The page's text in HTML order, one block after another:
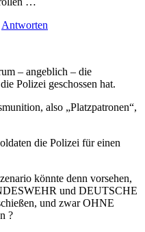
Antworten
– angeblich – die
Polizei geschossen hat.
also „Platzpatronen“,
die Polizei für einen
könnte denn vorsehen,
und DEUTSCHE
und zwar OHNE
?